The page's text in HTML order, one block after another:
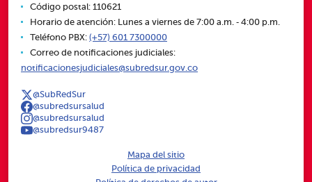
Código postal: 110621
Horario de atención: Lunes a viernes de 7:00 a.m. ‑ 4:00 p.m.
Teléfono PBX: (+57) 601 7300000
Correo de notificaciones judiciales:
notificacionesjudiciales@subredsur.gov.co
@SubRedSur
@subredsursalud
@subredsursalud
@subredsur9487
Mapa del sitio
Política de privacidad